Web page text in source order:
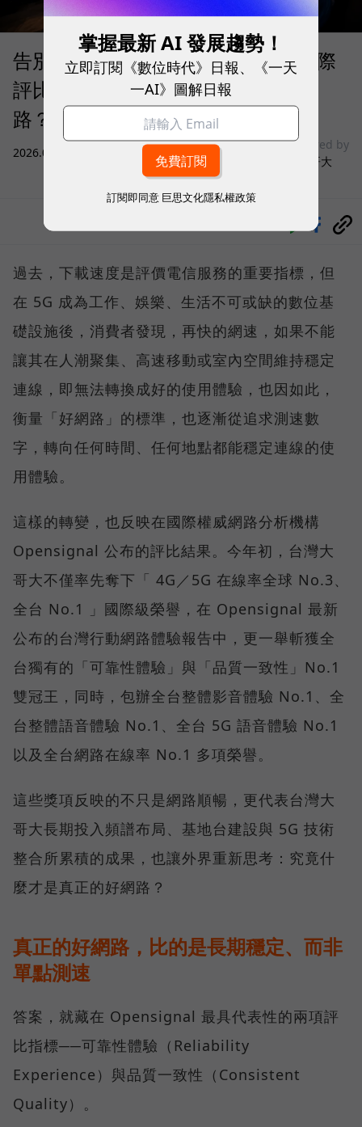
告別「極速迷思」！Opensignal 國際
評比揭密：什麼才是 5G 時代的好網
路？
2026.08.03
sponsored by
台灣大哥大
過去，下載速度是評價電信服務的重要指標，但
在 5G 成為工作、娛樂、生活不可或缺的數位基
礎設施後，消費者發現，再快的網速，如果不能
讓其在人潮聚集、高速移動或室內空間維持穩定
連線，即無法轉換成好的使用體驗，也因如此，
衡量「好網路」的標準，也逐漸從追求測速數
字，轉向任何時間、任何地點都能穩定連線的使
用體驗。
這樣的轉變，也反映在國際權威網路分析機構
Opensignal 公布的評比結果。今年初，台灣大
哥大不僅率先奪下「 4G／5G 在線率全球 No.3、
全台 No.1 」國際級榮譽，在 Opensignal 最新
公布的台灣行動網路體驗報告中，更一舉斬獲全
台獨有的「可靠性體驗」與「品質一致性」No.1
雙冠王，同時，包辦全台整體影音體驗 No.1、全
台整體語音體驗 No.1、全台 5G 語音體驗 No.1
以及全台網路在線率 No.1 多項榮譽。
這些獎項反映的不只是網路順暢，更代表台灣大
哥大長期投入頻譜布局、基地台建設與 5G 技術
整合所累積的成果，也讓外界重新思考：究竟什
麼才是真正的好網路？
真正的好網路，比的是長期穩定、而非
單點測速
答案，就藏在 Opensignal 最具代表性的兩項評
比指標──可靠性體驗（Reliability
Experience）與品質一致性（Consistent
Quality）。
掌握最新 AI 發展趨勢！
立即訂閱《數位時代》日報、《一天
一AI》圖解日報
訂閱即同意 巨思文化隱私權政策